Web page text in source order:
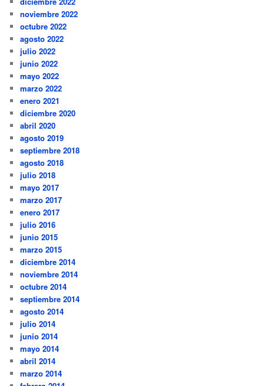
noviembre 2022
octubre 2022
agosto 2022
julio 2022
junio 2022
mayo 2022
marzo 2022
enero 2021
diciembre 2020
abril 2020
agosto 2019
septiembre 2018
agosto 2018
julio 2018
mayo 2017
marzo 2017
enero 2017
julio 2016
junio 2015
marzo 2015
diciembre 2014
noviembre 2014
octubre 2014
septiembre 2014
agosto 2014
julio 2014
junio 2014
mayo 2014
abril 2014
marzo 2014